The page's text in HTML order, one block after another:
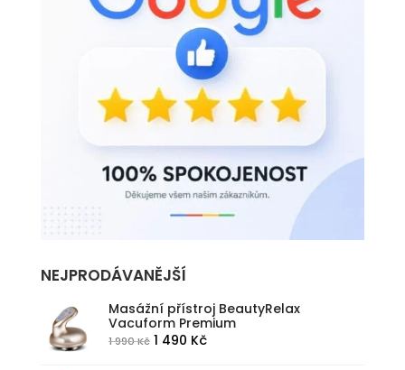
NEJPRODÁVANĚJŠÍ
Masážní přístroj BeautyRelax
Vacuform Premium
1 990Kč Původní
1 490 KčAktuální